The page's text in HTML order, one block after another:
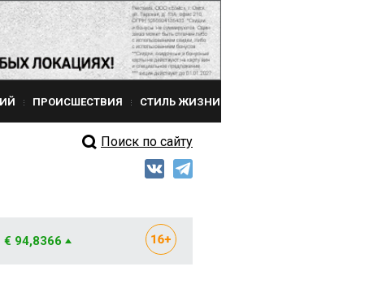
ПРОИСШЕСТВИЯ СТИЛЬ ЖИЗНИ
Поиск по сайту
€ 94,8366